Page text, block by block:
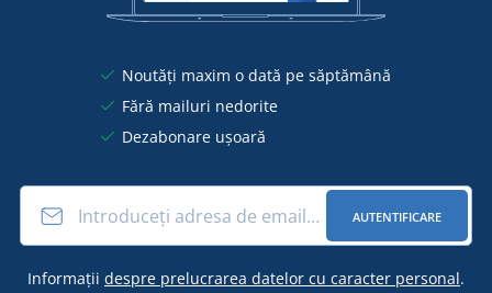
Noutăți maxim o dată pe săptămână
Fără mailuri nedorite
Dezabonare ușoară
AUTENTIFICARE
Informații despre prelucrarea datelor cu caracter personal.